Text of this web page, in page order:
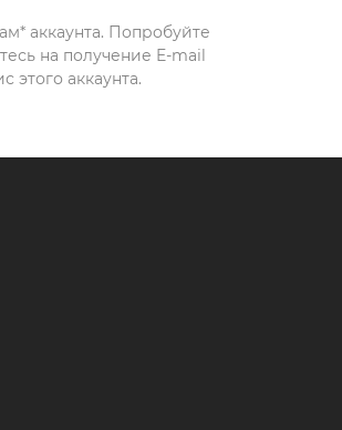
аккаунта. Попробуйте
на получение E-mail
этого аккаунта.